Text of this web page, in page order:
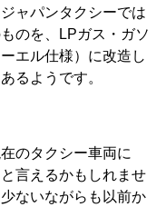
ャパンタクシーでは
のを、LPガス・ガソ
エル仕様）に改造し
るようです。
のタクシー車両に
言えるかもしれませ
ないながらも以前か